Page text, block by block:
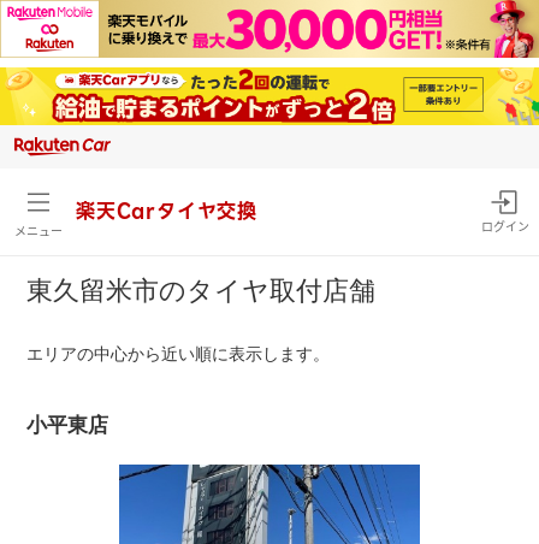
メニュー
楽天Carタイヤ交換
ログイン
東久留米市のタイヤ取付店舗
エリアの中心から近い順に表示します。
小平東店